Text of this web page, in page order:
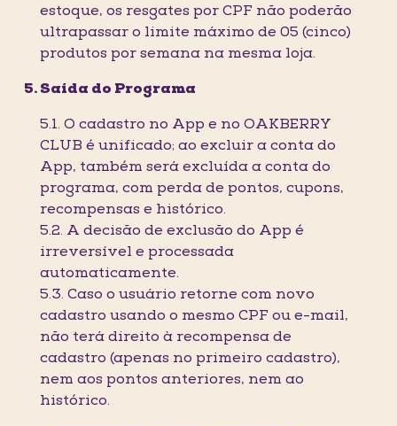
estoque, os resgates por CPF não poderão
ultrapassar o limite máximo de 05 (cinco)
produtos por semana na mesma loja.
Saída do Programa
5.1. O cadastro no App e no OAKBERRY
CLUB é unificado; ao excluir a conta do
App, também será excluída a conta do
programa, com perda de pontos, cupons,
recompensas e histórico.
5.2. A decisão de exclusão do App é
irreversível e processada
automaticamente.
5.3. Caso o usuário retorne com novo
cadastro usando o mesmo CPF ou e-mail,
não terá direito à recompensa de
cadastro (apenas no primeiro cadastro),
nem aos pontos anteriores, nem ao
histórico.